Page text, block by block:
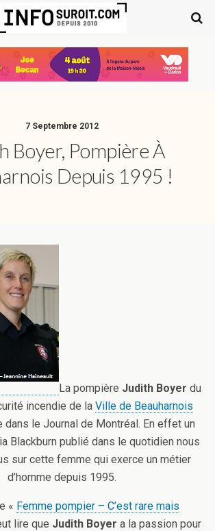
7 Septembre 2012
Boyer, Pompière À
Depuis 1995 !
La pompière Judith Boyer du
incendie de la Ville de Beauharnois
dans le Journal de Montréal. En effet un
Blackburn publié dans le quotidien nous
sur cette femme qui exerce un métier
d’homme depuis 1995.
« Femme pompier – C’est rare mais
lire que Judith Boyer a la passion pour